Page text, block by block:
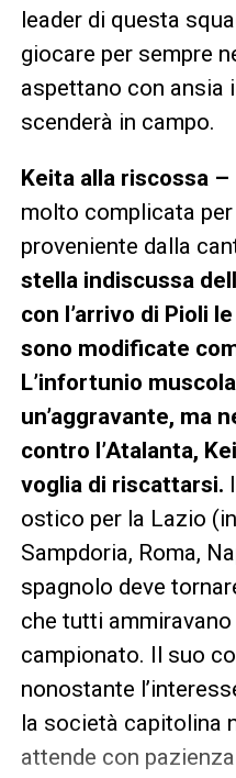
leader di questa
giocare per sempre
aspettano con ansia
scenderà in campo.
Keita alla riscossa –
molto complicata
proveniente dalla
stella indiscussa
con l’arrivo di Pioli
sono modificate
L’infortunio
un’aggravante, ma
contro l’Atalanta,
voglia di riscattarsi.
ostico per la Lazio
Sampdoria, Roma,
spagnolo deve
che tutti
campionato. Il suo
nonostante
la società capitolina
attende con